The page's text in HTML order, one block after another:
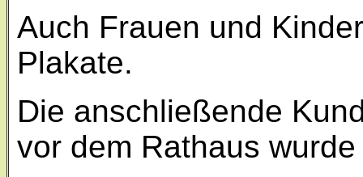
Auch Frauen und
Plakate.
Die anschließende
vor dem Rathaus